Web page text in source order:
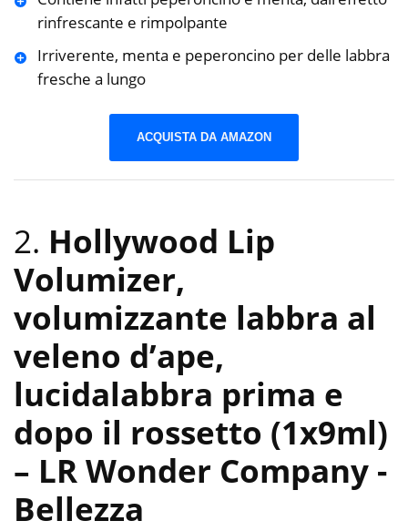
rinfrescante e rimpolpante
Irriverente, menta e peperoncino per delle labbra
fresche a lungo
ACQUISTA DA AMAZON
2. Hollywood Lip
Volumizer,
volumizzante labbra al
veleno d’ape,
lucidalabbra prima e
dopo il rossetto (1x9ml)
– LR Wonder Company -
Bellezza